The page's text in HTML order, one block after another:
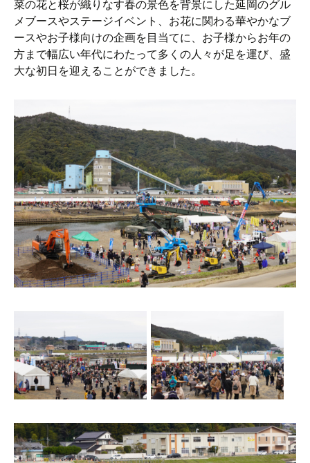
菜の花と桜が織りなす春の景色を背景にした延岡のグル
メブースやステージイベント、お花に関わる華やかなブ
ースやお子様向けの企画を目当てに、お子様からお年の
方まで幅広い年代にわたって多くの人々が足を運び、盛
大な初日を迎えることができました。